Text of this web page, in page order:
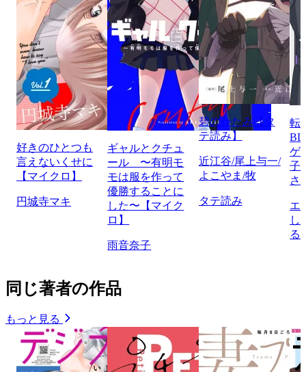
好きのひとつも
言えないくせに
【マイクロ】
円城寺マキ
ギャルとクチュ
ール 〜有明モ
モは服を作って
優勝することに
した〜【マイク
ロ】
雨音奈子
碧のかたみ【タ
テ読み】
近江谷/尾上与一/
よこやま/牧
タテ読み
転
BL
ゲ
子
さ
エ
し
る
同じ著者の作品
もっと見る